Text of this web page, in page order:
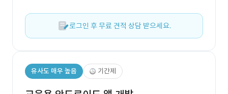
로그인 후 무료 견적 상담 받으세요.
유사도 매우 높음 기간제